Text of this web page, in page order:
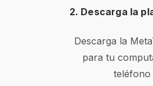
2. Descarga la
Descarga la
para tu
teléfono